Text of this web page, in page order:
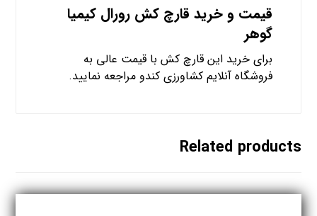
قیمت و خرید قارچ کش رورال کیمیا
گوهر
برای خرید این قارچ کش با قیمت عالی به
فروشگاه آنلایم کشاورزی کندو مراجعه نمایید.
Related products